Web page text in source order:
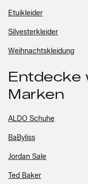
Etuikleider
Silvesterkleider
Weihnachtskleidung
Entdecke
Marken
ALDO Schuhe
BaByliss
Jordan Sale
Ted Baker